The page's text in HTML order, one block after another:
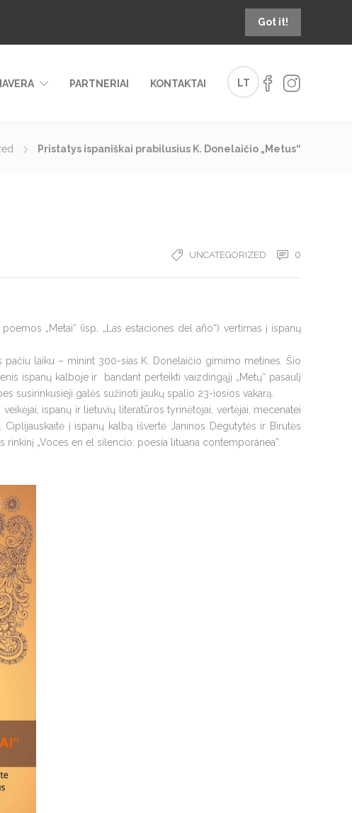
Got it!
PARTNERIAI KONTAKTAI LT
Pristatys ispaniškai prabilusius K. Donelaičio „Metus“
UNCATEGORIZED 0
„Metai“ (isp. „Las estaciones del año“) vertimas į ispanų
pačiu laiku – minint 300-sias K. Donelaičio gimimo metines. Šio
ispanų kalboje ir
bandant perteikti vaizdingąjį „Metų“ pasaulį
susirinkusieji galės sužinoti jaukų spalio 23-iosios vakarą.
ispanų ir lietuvių literatūros tyrinėtojai, vertėjai, mecenatei
į ispanų kalbą išvertė Janinos Degutytės ir Birutės
„Voces en el silencio: poesía lituana contemporánea”.